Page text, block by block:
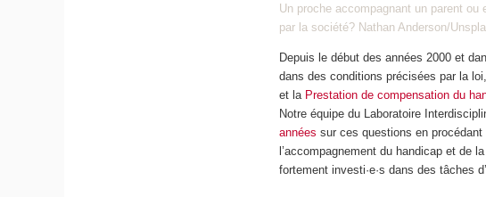
Un proche accompagnant un parent
par la société? Nathan Anderson/
Depuis le début des années 2000 et
dans des conditions précisées par la
et la Prestation de compensation du
Notre équipe du Laboratoire
années sur ces questions en
l’accompagnement du handicap et de
fortement investi·e·s dans des tâches